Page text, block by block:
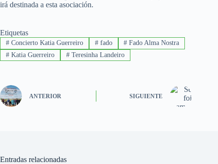
irá destinada a esta asociación.
Etiquetas
#Concierto Katia Guerreiro #fado # Fado Alma Nostra
#Katia Guerreiro #Teresinha Landeiro
ANTERIOR SIGUIENTE
Entradas relacionadas